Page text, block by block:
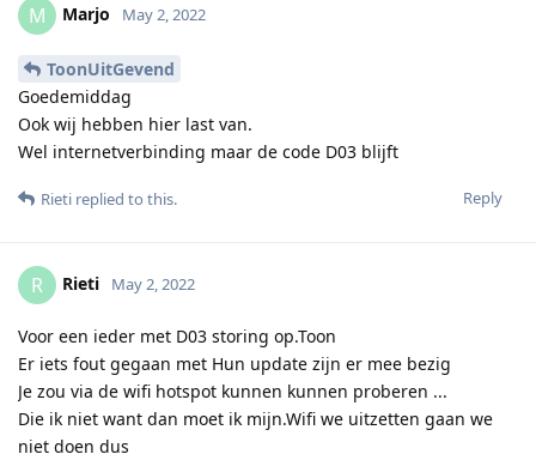
M Marjo May 2, 2022
ToonUitGevend
Goedemiddag
Ook wij hebben hier last van.
Wel internetverbinding maar de code D03 blijft
Reply
Rieti replied to this.
R Rieti May 2, 2022
Voor een ieder met D03 storing op.Toon
Er iets fout gegaan met Hun update zijn er mee bezig
Je zou via de wifi hotspot kunnen kunnen proberen ...
Die ik niet want dan moet ik mijn.Wifi we uitzetten gaan we
niet doen dus